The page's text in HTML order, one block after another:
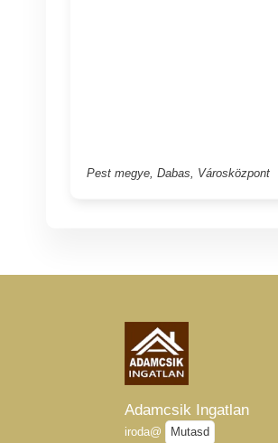
Pest megye, Dabas, Városközpont
Adamcsik Ingatlan
iroda@ Mutasd